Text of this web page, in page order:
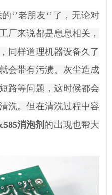
‘’老朋友‘’了，无论对
厂来说都是息息相关，
同样道理机器设备久了
会带有污渍、灰尘造成
路等问题，这时候都会
洗。但在清洗过程中容
消泡剂 的出现也帮大